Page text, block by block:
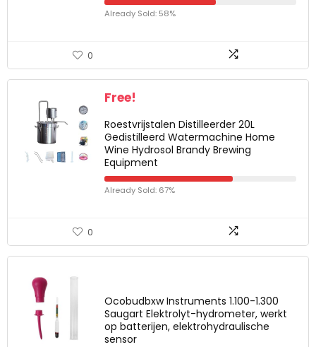
Already Sold: 58%
0
Free!
Roestvrijstalen Distilleerder 20L
Gedistilleerd Watermachine Home
Wine Hydrosol Brandy Brewing
Equipment
Already Sold: 67%
0
Ocobudbxw Instruments 1.100-1.300
Saugart Elektrolyt-hydrometer, werkt
op batterijen, elektrohydraulische
sensor